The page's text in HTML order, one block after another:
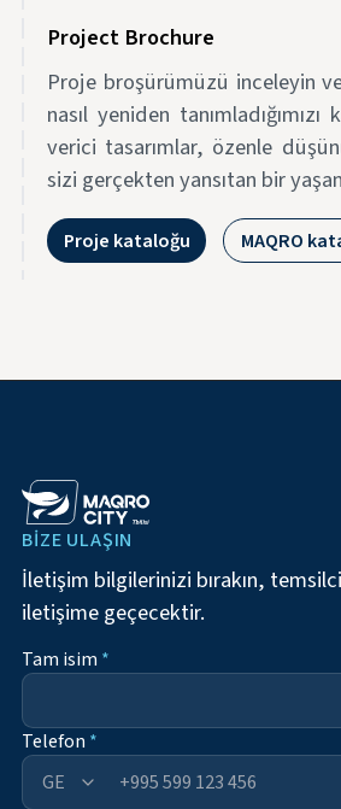
Project Brochure
Proje broşürümüzü inceleyin
nasıl yeniden
verici tasarımlar, özenle
sizi gerçekten yansıtan bir
Proje kataloğu MAQRO
BIZE ULAŞIN
İletişim bilgilerinizi bırakın,
iletişime geçecektir.
Tam isim *
Telefon *
+995